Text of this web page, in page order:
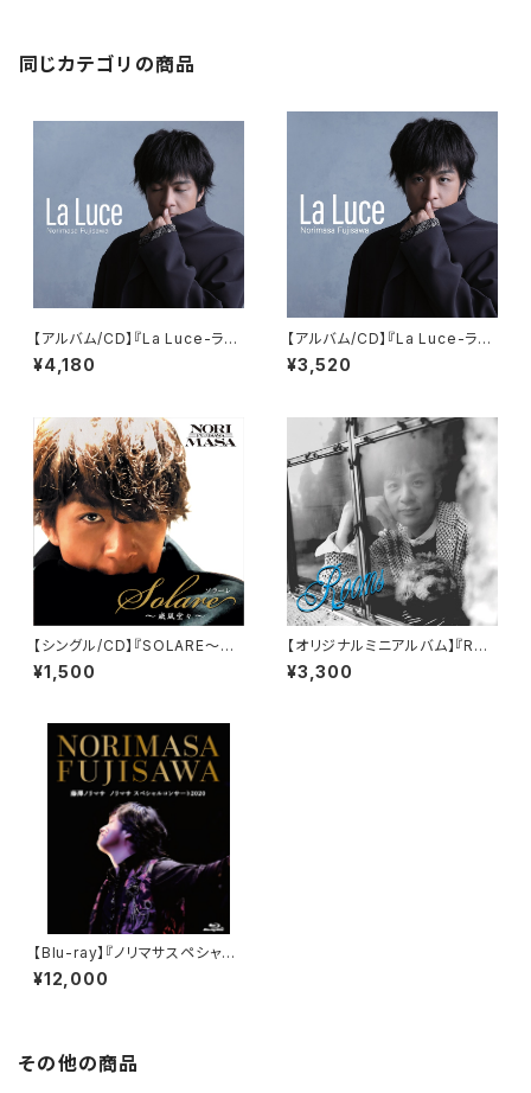
同じカテゴリの商品
【アルバム/CD】『La Luce-ラ・
ルーチェ-』【初回限定盤】
¥4,180
【アルバム/CD】『La Luce-ラ・
ルーチェ-』【通常盤】
¥3,520
【シングル/CD】『SOLARE～威
風堂々～／Moldou～夢叶うそ
の日まで～』
¥1,500
【オリジナルミニアルバム】『Roo
ms』
¥3,300
【Blu-ray】『ノリマサスペシャル
コンサート2020』
¥12,000
その他の商品